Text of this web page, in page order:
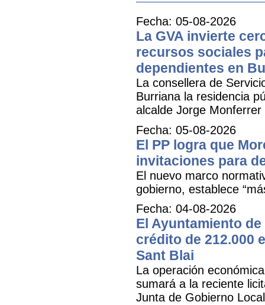
Fecha: 05-08-2026
La GVA invierte
recursos sociales
dependientes en
La consellera de
Burriana la residencia
alcalde Jorge Monferrer
Fecha: 05-08-2026
El PP logra que
invitaciones para
El nuevo marco
gobierno, establece
Fecha: 04-08-2026
El Ayuntamiento
crédito de 212.000
Sant Blai
La operación
sumará a la reciente
Junta de Gobierno